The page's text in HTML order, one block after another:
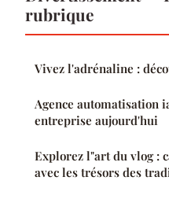
rubrique
Vivez l'adrénaline :
Agence automatisation
entreprise aujourd'hui
Explorez l"art du vlog :
avec les trésors des